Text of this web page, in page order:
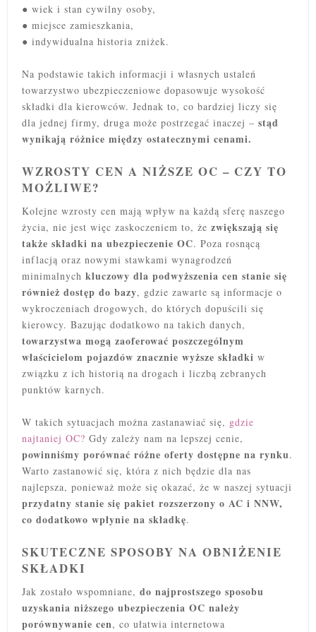
● wiek i stan cywilny osoby,
● miejsce zamieszkania,
● indywidualna historia zniżek.
Na podstawie takich informacji i własnych ustaleń
towarzystwo ubezpieczeniowe dopasowuje wysokość
składki dla kierowców. Jednak to, co bardziej liczy się
dla jednej firmy, druga może postrzegać inaczej – stąd
wynikają różnice między ostatecznymi cenami.
WZROSTY CEN A NIŻSZE OC – CZY TO
MOŻLIWE?
Kolejne wzrosty cen mają wpływ na każdą sferę naszego
życia, nie jest więc zaskoczeniem to, że zwiększają się
także składki na ubezpieczenie OC. Poza rosnącą
inflacją oraz nowymi stawkami wynagrodzeń
minimalnych kluczowy dla podwyższenia cen stanie się
również dostęp do bazy, gdzie zawarte są informacje o
wykroczeniach drogowych, do których dopuścili się
kierowcy. Bazując dodatkowo na takich danych,
towarzystwa mogą zaoferować poszczególnym
właścicielom pojazdów znacznie wyższe składki w
związku z ich historią na drogach i liczbą zebranych
punktów karnych.
W takich sytuacjach można zastanawiać się, gdzie
najtaniej OC? Gdy zależy nam na lepszej cenie,
powinniśmy porównać różne oferty dostępne na rynku.
Warto zastanowić się, która z nich będzie dla nas
najlepsza, ponieważ może się okazać, że w naszej sytuacji
przydatny stanie się pakiet rozszerzony o AC i NNW,
co dodatkowo wpłynie na składkę.
SKUTECZNE SPOSOBY NA OBNIŻENIE
SKŁADKI
Jak zostało wspomniane, do najprostszego sposobu
uzyskania niższego ubezpieczenia OC należy
porównywanie cen, co ułatwia internetowa